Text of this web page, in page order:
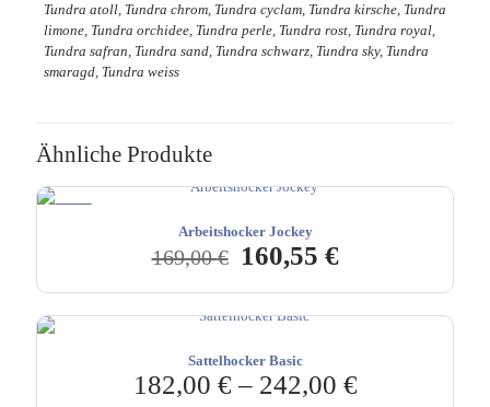
Tundra atoll, Tundra chrom, Tundra cyclam, Tundra kirsche, Tundra
limone, Tundra orchidee, Tundra perle, Tundra rost, Tundra royal,
Tundra safran, Tundra sand, Tundra schwarz, Tundra sky, Tundra
smaragd, Tundra weiss
Ähnliche Produkte
Arbeitshocker Jockey
169,00€ Ursprünglicher
Preis
war:
169,00 €
160,55 €Aktueller
ist:
160,55 €.
Sattelhocker Basic
182,00 €– 242,00 €